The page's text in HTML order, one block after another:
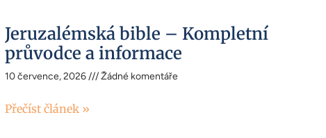
Jeruzalémská bible – Kompletní
průvodce a informace
10 července, 2026 Žádné komentáře
Přečíst článek »